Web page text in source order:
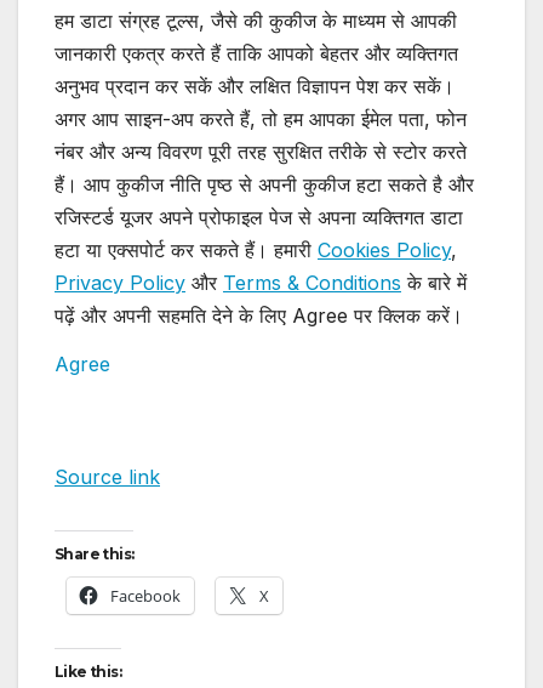
हम डाटा संग्रह टूल्स, जैसे की कुकीज के माध्यम से आपकी
जानकारी एकत्र करते हैं ताकि आपको बेहतर और व्यक्तिगत
अनुभव प्रदान कर सकें और लक्षित विज्ञापन पेश कर सकें।
अगर आप साइन-अप करते हैं, तो हम आपका ईमेल पता, फोन
नंबर और अन्य विवरण पूरी तरह सुरक्षित तरीके से स्टोर करते
हैं। आप कुकीज नीति पृष्ठ से अपनी कुकीज हटा सकते है और
रजिस्टर्ड यूजर अपने प्रोफाइल पेज से अपना व्यक्तिगत डाटा
हटा या एक्सपोर्ट कर सकते हैं। हमारी Cookies Policy,
Privacy Policy और Terms & Conditions के बारे में
पढ़ें और अपनी सहमति देने के लिए Agree पर क्लिक करें।
Agree
Source link
Share this:
Facebook X
Like this: